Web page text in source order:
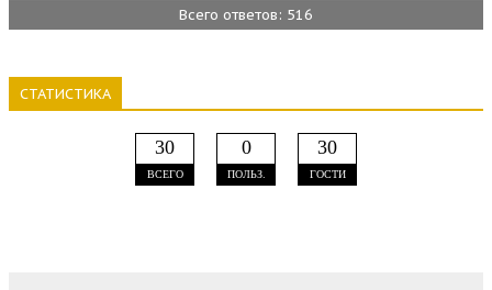
Всего ответов: 516
СТАТИСТИКА
30
ВСЕГО
0
ПОЛЬЗ.
30
ГОСТИ